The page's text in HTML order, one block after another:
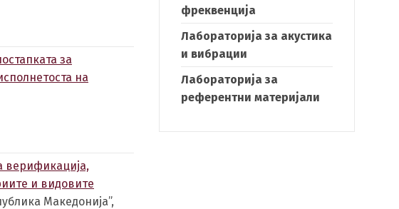
за
на
верификација,
и видовите
Македонија”,
фреквенција
Лабораторија за акустика
и вибрации
Лабораторија за
референтни материјали